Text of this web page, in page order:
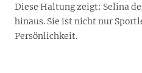
Diese Haltung zeigt: Selina
hinaus. Sie ist nicht nur
Persönlichkeit.